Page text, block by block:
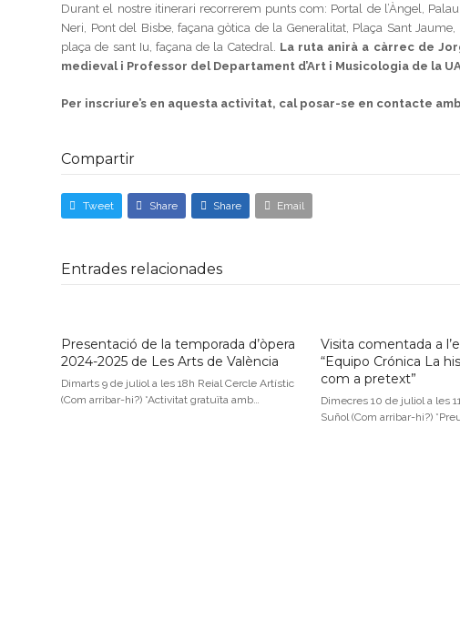
Durant el nostre itinerari recorrerem punts com: Portal de l’Àngel, Palau
Neri, Pont del Bisbe, façana gòtica de la Generalitat, Plaça Sant
plaça de sant Iu, façana de la Catedral. La ruta anirà a càrrec de
medieval i Professor del Departament d’Art i Musicologia de la
Per inscriure’s en aquesta activitat, cal posar-se en contacte amb
Compartir
Tweet Share Share Email
Entrades relacionades
Presentació de la temporada d’òpera
2024-2025 de Les Arts de València
Dimarts 9 de juliol a les 18h Reial Cercle Artístic
(Com arribar-hi?) *Activitat gratuïta amb…
Visita comentada a
“Equipo Crónica La
com a pretext”
Dimecres 10 de juliol a les
Suñol (Com arribar-hi?)